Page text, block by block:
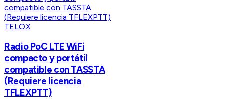
TELOX
Radio PoC LTE WiFi
compacto y portátil
compatible con TASSTA
(Requiere licencia
TFLEXPTT)